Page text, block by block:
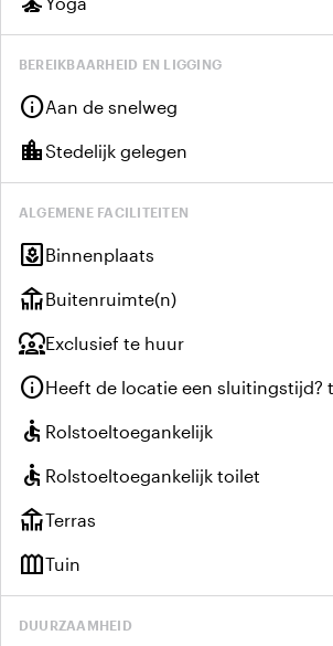
BEREIKBAARHEID EN LIGGING
infoAan de snelweg
location_cityStedelijk gelegen
ALGEMENE FACILITEITEN
yardBinnenplaats
deckBuitenruimte(n)
diversity_1Exclusief te huur
infoHeeft de locatie een sluitingstijd?
accessible Rolstoeltoegankelijk
accessible Rolstoeltoegankelijk toilet
deckTerras
outdoor_gardenTuin
DUURZAAMHEID